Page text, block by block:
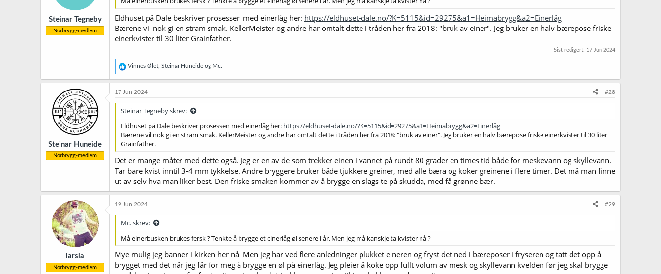
e
:
Steinar Tegneby
Norbrygg-medlem
Eldhuset på Dale beskriver prosessen med einerlåg her: https://eldhuset-dale.no/?K=5115&id=29275&a1=Heimabrygg&a2=Einerlåg
Bærene vil nok gi en stram smak. KellerMeister og andre har omtalt dette i tråden her fra 2018: "bruk av einer". Jeg bruker en halv bærepose friske
einerkvister til 30 liter Grainfather.
Sist redigert: 17 Jun 2024
R
e
a
j
o
e
r
:
Vinnes Ølet Steinar Huneide og Mc.
Steinar Huneide
Norbrygg-medlem
17 Jun 2024 #28
Steinar Tegneby skrev:
Eldhuset på Dale beskriver prosessen med einerlåg her: https://eldhuset-dale.no/?K=5115&id=29275&a1=Heimabrygg&a2=Einerlåg
Bærene vil nok gi en stram smak. KellerMeister og andre har omtalt dette i tråden her fra 2018: "bruk av einer". Jeg bruker en halv bærepose friske einerkvister til 30 liter
Grainfather.
Det er mange måter med dette også. Jeg er en av de som trekker einen i vannet på rundt 80 grader en times tid både for meskevann og skyllevann.
Tar bare kvist inntil 3-4 mm tykkelse. Andre bryggere bruker både tjukkere greiner, med alle bæra og koker greinene i flere timer. Det må man finne
ut av selv hva man liker best. Den friske smaken kommer av å brygge en slags te på skudda, med få grønne bær.
larsla
Norbrygg-medlem
19 Jun 2024 #29
Mc. skrev:
Må einerbusken brukes fersk ? Tenkte å brygge et einerlåg øl senere i år. Men jeg må kanskje ta kvister nå ?
Mye mulig jeg banner i kirken her nå. Men jeg har ved flere anledninger plukket eineren og fryst det ned i bæreposer i fryseren og tatt det opp å
brygget med det når jeg får for meg å brygge en øl på einerlåg. Jeg pleier å koke opp fullt volum av mesk og skyllevann kvelden før jeg skal brygge